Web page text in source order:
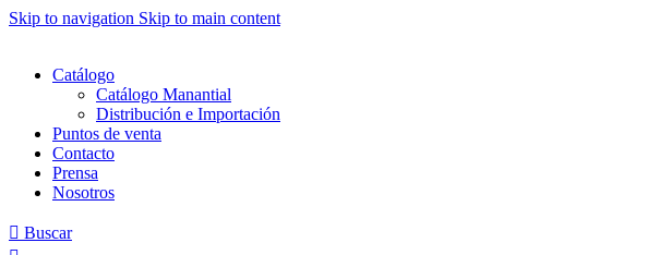
Skip to navigation Skip to main content
Catálogo
Catálogo Manantial
Distribución e Importación
Puntos de venta
Contacto
Prensa
Nosotros
Buscar